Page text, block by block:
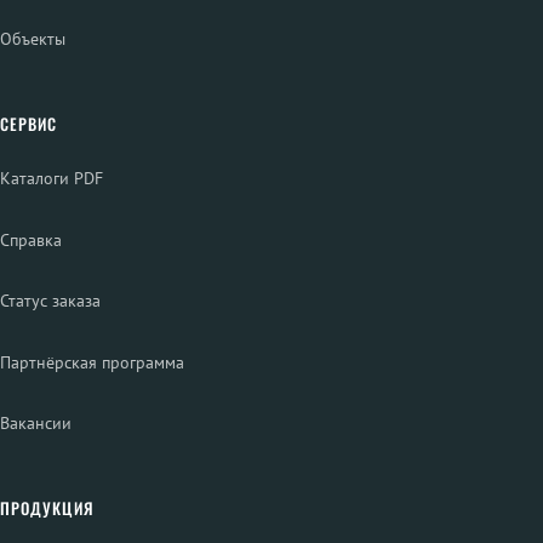
Объекты
СЕРВИС
Каталоги PDF
Справка
Статус заказа
Партнёрская программа
Вакансии
ПРОДУКЦИЯ